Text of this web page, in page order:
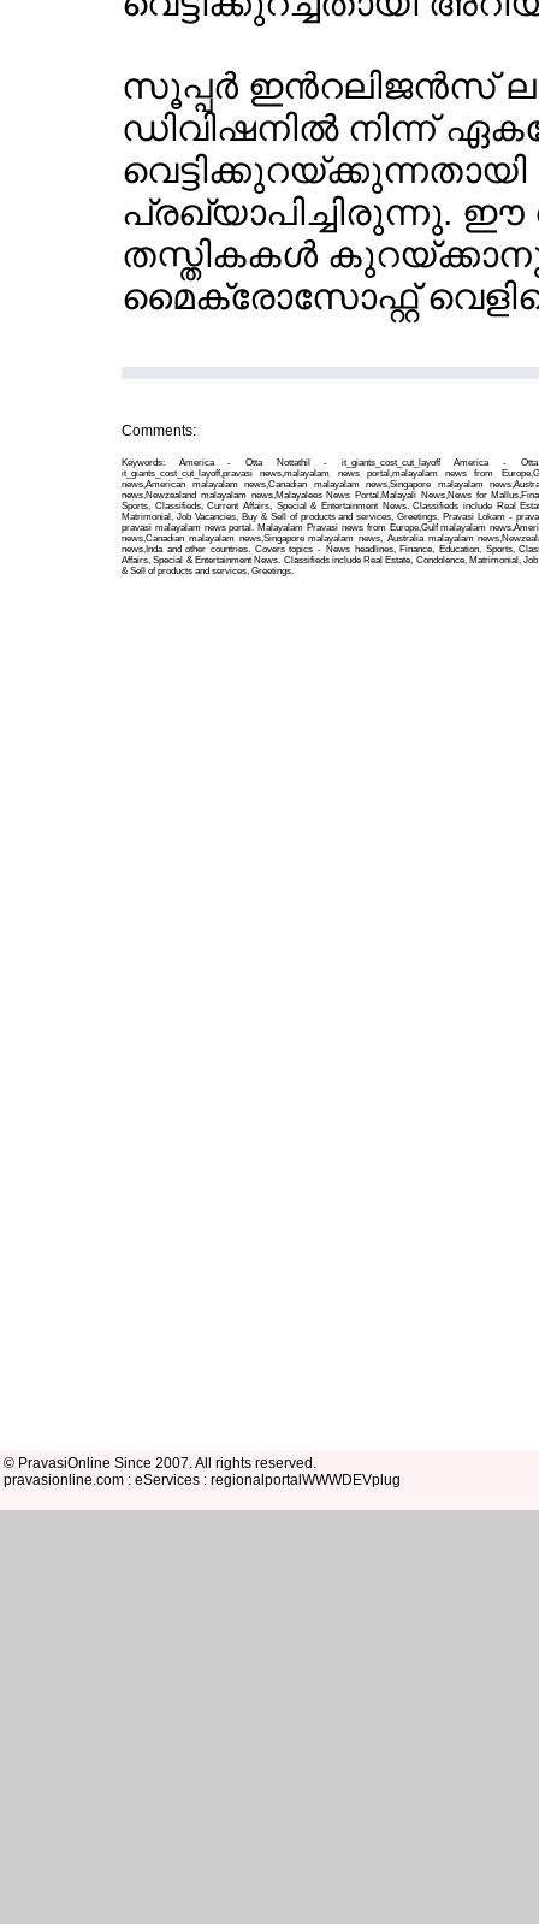
സൂപ്പര്‍ ഇന്‍റലിജന്‍സ്
ഡിവിഷനില്‍ നിന്ന്
പ്രഖ്യാപിച്ചിരുന്നു. ഈ
തസ്തികകള്‍
മൈക്രോസോഫ്റ്റ്
Comments:
Keywords: America - Otta Nottathil - it_giants_cost_cut_layoff America -
it_giants_cost_cut_layoff,pravasi news,malayalam news portal,malayalam news from
news,American malayalam news,Canadian malayalam news,Singapore malayalam
news,Newzealand malayalam news,Malayalees News Portal,Malayali News,News for
Sports, Classifieds, Current Affairs, Special & Entertainment News. Classifieds include Real
Matrimonial, Job Vacancies, Buy & Sell of products and services, Greetings. Pravasi Lokam -
pravasi malayalam news portal. Malayalam Pravasi news from Europe,Gulf malayalam
news,Canadian malayalam news,Singapore malayalam news, Australia malayalam
news,Inda and other countries. Covers topics - News headlines, Finance, Education, Sports,
Affairs, Special & Entertainment News. Classifieds include Real Estate, Condolence, Matrimonial,
& Sell of products and services, Greetings.
© PravasiOnline Since 2007. All rights reserved.
pravasionline.com : eServices : regionalportalWWWDEVplug